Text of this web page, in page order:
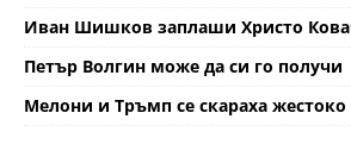
Иван Шишков заплаши Христо
Петър Волгин може да си го получи
Мелони и Тръмп се скараха жестоко